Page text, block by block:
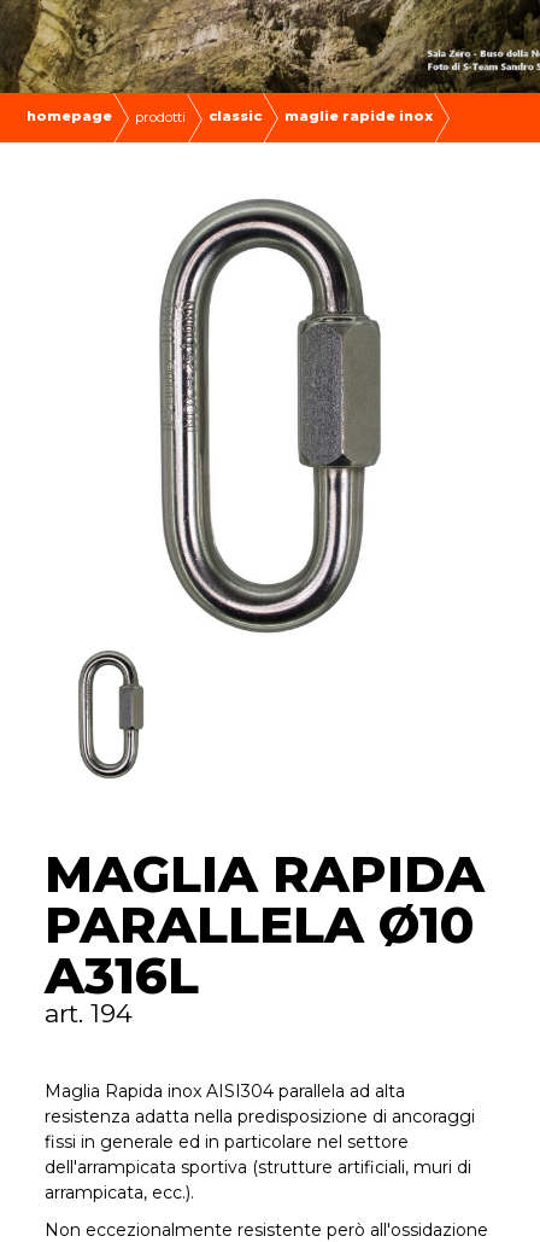
homepage prodotti classic maglie rapide inox
MAGLIA RAPIDA
PARALLELA Ø10
A316L
art. 194
Maglia Rapida inox AISI304 parallela ad alta
resistenza adatta nella predisposizione di ancoraggi
fissi in generale ed in particolare nel settore
dell'arrampicata sportiva (strutture artificiali, muri di
arrampicata, ecc.).
Non eccezionalmente resistente però all'ossidazione